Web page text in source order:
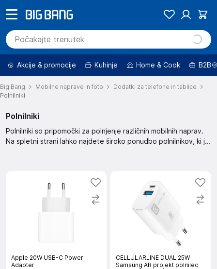
Akcije & promocije Kuhinje Home & Cook B2B
Big Bang Mobilne naprave in foto
Dodatki za telefone in tablice
Polnilniki
Polnilniki
Polnilniki so pripomočki za polnjenje različnih mobilnih naprav.
Na spletni strani lahko najdete široko ponudbo polnilnikov, ki jih
Apple 20W USB-C Power
Adapter
CELLULARLINE DUAL 25W
Samsung AR projekt polnilec